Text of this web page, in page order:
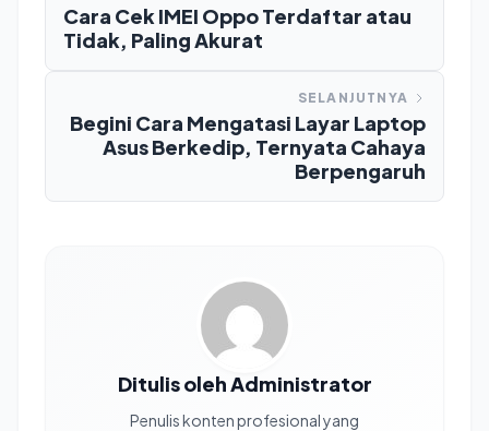
Cara Cek IMEI Oppo Terdaftar atau
Tidak, Paling Akurat
SELANJUTNYA
Begini Cara Mengatasi Layar Laptop
Asus Berkedip, Ternyata Cahaya
Berpengaruh
Ditulis oleh Administrator
Penulis konten profesional yang